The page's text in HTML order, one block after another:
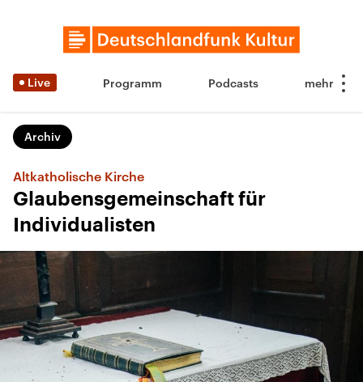
Live Programm Podcasts
Archiv
Altkatholische Kirche
Glaubensgemeinschaft für
Individualisten